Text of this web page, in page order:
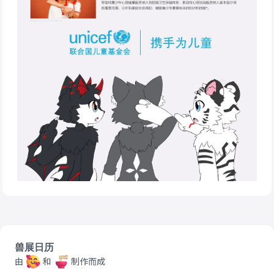
兽展日历
由 和 制作而成